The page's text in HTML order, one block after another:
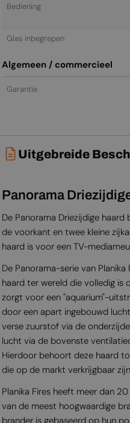
Bediening
Glas inbegrepen
Algemeen / commercieel
Garantie
Uitgebreide
Panorama
De Panorama Driezijdige
de voorkant en twee kleine
haard is voor een TV-
De Panorama-serie van
haard ter wereld die volledig is
zorgt voor een "aquarium"-
door een apart ingebouwd
verse zuurstof via de
lucht via de bovenste
Hierdoor behoort deze haard
die op de markt verkrijgbaar
Planika Fires heeft meer dan
van de meest hoogwaardige
brander is gebaseerd op hun